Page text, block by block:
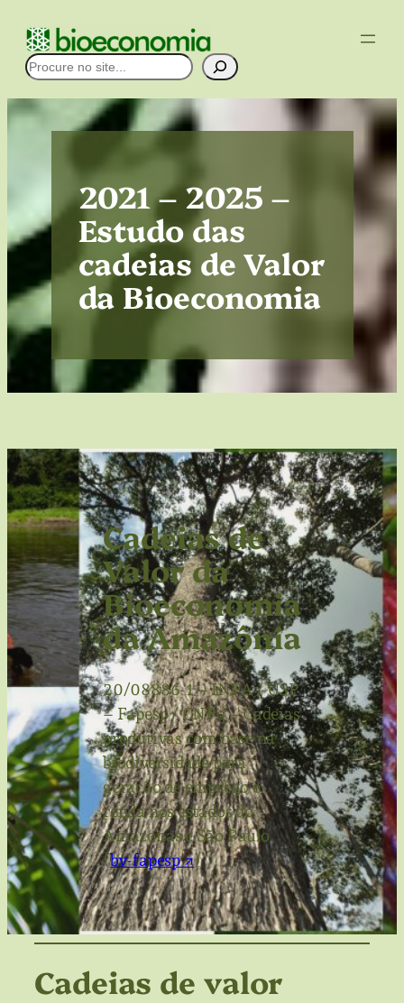
para
Pesquisar
2021 – 2025 –
Estudo das
cadeias de Valor
da Bioeconomia
Cadeias de
Valor da
Bioeconomia
da Amazônia
20/08886-1 – INPA / USP
– Fapesp / CNPq – Cadeias
produtivas com base na
biodiversidade para
geração de emprego e
renda nos estados do
Amazonas e São Paulo
(bv-fapesp ↗)
Cadeias de valor